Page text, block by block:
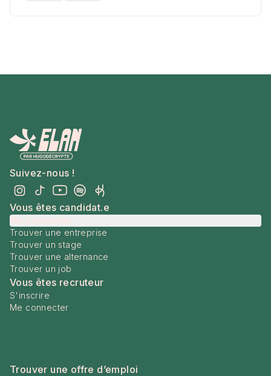
Suivez-nous !
Vous êtes candidat.e
Trouver une entreprise
Trouver un stage
Trouver une alternance
Trouver un job
Vous êtes recruteur
S'inscrire
Me connecter
Trouver une offre d’emploi